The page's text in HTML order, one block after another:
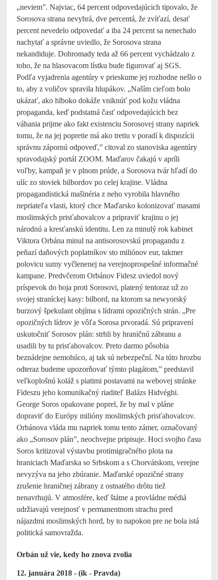
„neviem”. Najviac, 64 percent odpovedajúcich tipovalo, že
Sorosova strana nevyhrá, dve percentá, že zvíťazí, desať
percent nevedelo odpovedať a iba 24 percent sa nenechalo
nachytať a správne uviedlo, že Sorosova strana
nekandiduje. Dohromady teda až 66 percent vychádzalo z
toho, že na hlasovacom lístku bude figurovať aj SGS.
Podľa vyjadrenia agentúry v prieskume jej rozhodne nešlo o
to, aby z voličov spravila hlupákov. „Naším cieľom bolo
ukázať, ako hlboko dokáže vniknúť pod kožu vládna
propaganda, keď podstatná časť odpovedajúcich bez
váhania prijme ako fakt existenciu Sorosovej strany napriek
tomu, že na jej popretie má ako tretiu v poradí k dispozícii
správnu zápornú odpoveď,” citoval zo stanoviska agentúry
spravodajský portál ZOOM. Maďarov čakajú v apríli
voľby, kampaň je v plnom prúde, a Sorosova tvár hľadí do
ulíc zo stoviek bilbordov po celej krajine. Vládna
propagandistická mašinéria z neho vyrobila hlavného
nepriateľa vlasti, ktorý chce Maďarsko kolonizovať masami
moslimských prisťahovalcov a pripraviť krajinu o jej
národnú a kresťanskú identitu. Len za minulý rok kabinet
Viktora Orbána minul na antisorosovskú propagandu z
peňazí daňových poplatníkov sto miliónov eur, takmer
polovicu sumy vyčlenenej na verejnoprospešné informačné
kampane. Predvčerom Orbánov Fidesz uviedol nový
príspevok do boja proti Sorosovi, platený tentoraz už zo
svojej straníckej kasy: bilbord, na ktorom sa newyorský
burzový špekulant objíma s lídrami opozičných strán. „Pre
opozičných lídrov je vôľa Sorosa prvoradá. Sú pripravení
uskutočniť Sorosov plán: strhli by hraničnú zábranu a
usadili by tu prisťahovalcov. Preto darmo pôsobia
beznádejne nemohúco, aj tak sú nebezpeční. Na túto hrozbu
odteraz budeme upozorňovať týmto plagátom,” predstavil
veľkoplošnú koláž s piatimi postavami na webovej stránke
Fideszu jeho komunikačný riaditeľ Balázs Hidvéghi.
George Soros opakovane poprel, že by mal v pláne
dopraviť do Európy milióny moslimských prisťahovalcov.
Orbánova vláda mu napriek tomu tento zámer, označovaný
ako „Sorosov plán”, neochvejne pripisuje. Hoci svojho času
Soros kritizoval výstavbu protimigračného plota na
hraniciach Maďarska so Srbskom a s Chorvátskom, verejne
nevyzýva na jeho zbúranie. Maďarské opozičné strany
zrušenie hraničnej zábrany z ostnatého drôtu tiež
nenavrhujú. V atmosfére, keď štátne a provládne médiá
udržiavajú verejnosť v permanentnom strachu pred
nájazdmi moslimských hord, by to napokon pre ne bola istá
politická samovražda.
Orbán už vie, kedy ho znova zvolia
12. januára 2018 - (ik - Pravda)